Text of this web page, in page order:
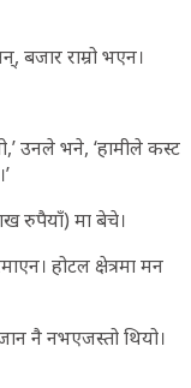
बजार राम्रो भएन।
उनले भने, ‘हामीले कस्ट
रुपैयाँ) मा बेचे।
होटल क्षेत्रमा मन
नै नभएजस्तो थियो।